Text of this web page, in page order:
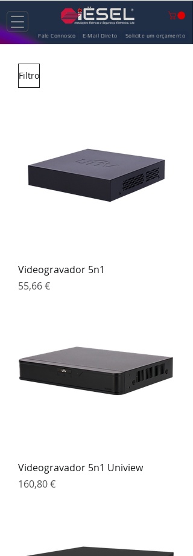
Fale Connosco E-Mail Direto Solicite um orçamento
Filtro
Videogravador 5n1
Preço
55,66 €
Videogravador 5n1 Uniview
Preço
160,80 €